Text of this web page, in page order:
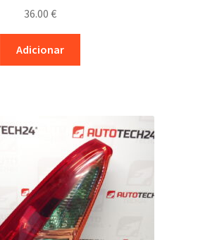
36.00 €
Adicionar